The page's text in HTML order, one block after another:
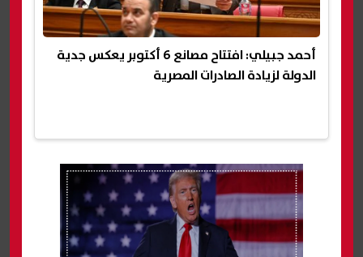
أحمد جبيلي: افتتاح مصانع 6 أكتوبر يعكس جدية
الدولة لزيادة الصادرات المصرية